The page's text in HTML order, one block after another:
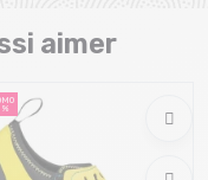
aimer